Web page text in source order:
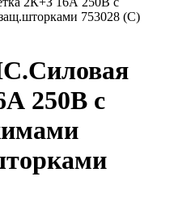
250В с